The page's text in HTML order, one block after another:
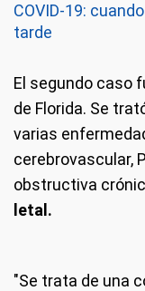
COVID-19:
tarde
El segundo caso
de Florida. Se
varias
cerebrovascular,
obstructiva
letal.
"Se trata de una